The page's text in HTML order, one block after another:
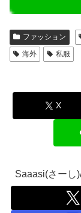
ファッション
海外
私服
X
Saaasi(さーし